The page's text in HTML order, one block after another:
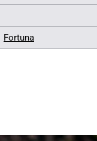
Fortuna